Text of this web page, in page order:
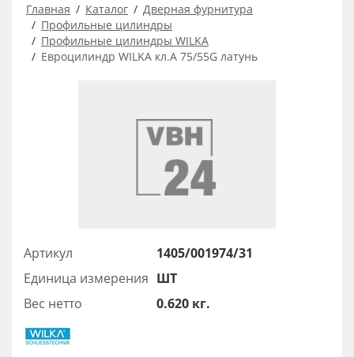
Главная Каталог
Дверная фурнитура
Профильные цилиндры
Профильные цилиндры WILKA
Евроцилиндр WILKA кл.А 75/55G латунь
Артикул
1405/001974/31
Единица измерения ШТ
Вес нетто
0.620 кг.